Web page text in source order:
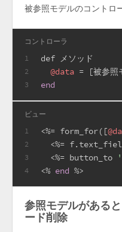
被参照モデルのコントロ
コントローラ
1
2
3
def メソッド
@data = [被参
end
ビュー
1
2
3
4
<%= form_for([
  <%=
  <%=
button_to
<% end %>
参照モデルがある
ード削除